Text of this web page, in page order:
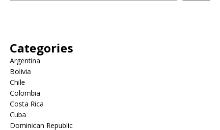
Categories
Argentina
Bolivia
Chile
Colombia
Costa Rica
Cuba
Dominican Republic